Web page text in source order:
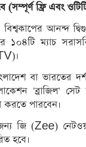
ফ্রি এবং
আনন্দ
১০৪টি ম্যাচ
বা ভারতের
'ব্রাজিল'
পারবেন।
জি (Zee)
হবে।